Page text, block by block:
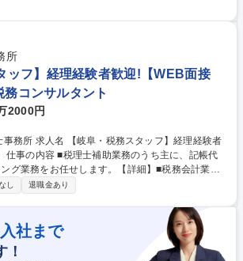
画設計や自治体組織の申請業務に係る業務設計
状況下でゼロから業務プロセスを設計・構築し、
を導き出す経験を積むことができます。未知の課
どのような環境でも柔軟に対応できる高度なプロ
募集職種 C◎206-7【プロセスコ
化×テクノロジー実装/公務員歓迎
所
ッフ】経理経験者歓迎!【WEB面接
コンサルタント
2000円
フ】経理経験者
グ業務をお任せします。【詳細】■税務会計業
サルティング業務【具体的な仕事内容】■現金出
認をした上で、作成した財務諸表をもとにお客様
て説明します。毎月の進捗管理のため、認識の共
ＤＣＡ会議」を実施しています。事務所の経営理
するために職員が意見を出し合います。 ※変更の範
し 退職金あり
入社まで
！